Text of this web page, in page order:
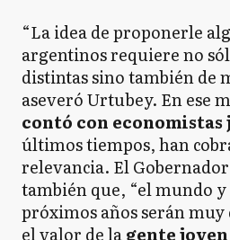
“La idea de proponerle
argentinos requiere no
distintas sino también de
aseveró Urtubey. En ese
contó con economistas
últimos tiempos, han
relevancia. El
también que, “el mundo
próximos años serán
el valor de lagente